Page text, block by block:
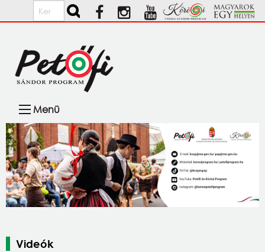
Ugrás a tartalomra
Keresés
navigáció
Menü
Videók